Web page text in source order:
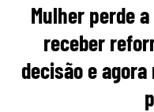
Mulher perde
receber
decisão e